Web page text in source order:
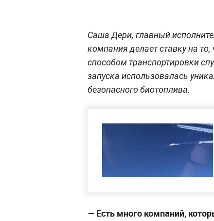
Саша Дери, главный
компания делает ставку на
способом транспортировки
запуска использовалась
безопасного биотоплива.
— Есть много компаний,